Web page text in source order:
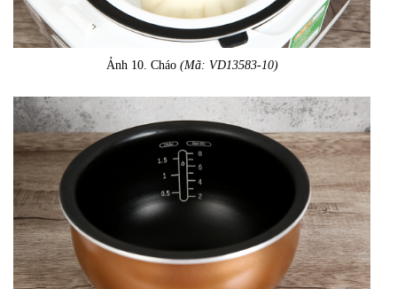
Ảnh 10. Cháo (Mã: VD13583-10)